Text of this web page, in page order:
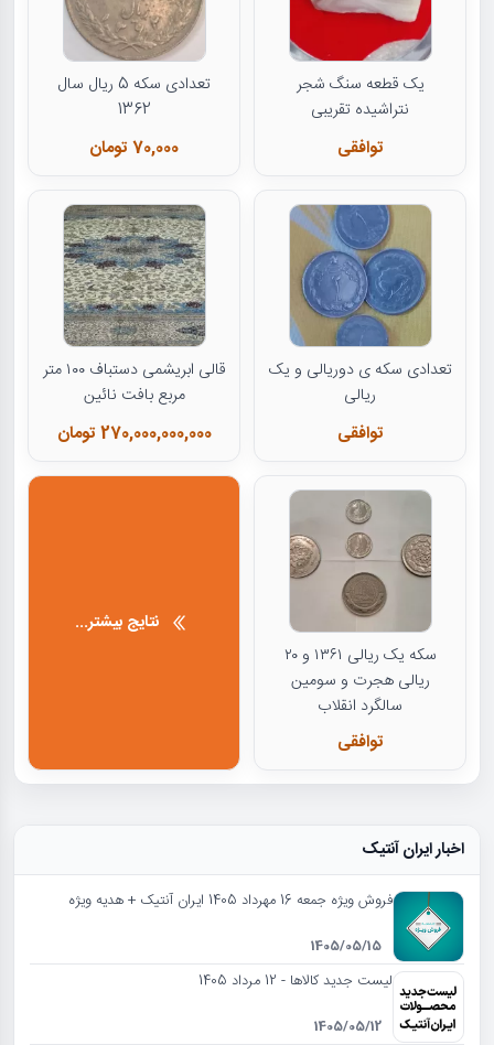
یک قطعه سنگ شجر
نتراشیده تقریبی
توافقی
تعدادی سکه 5 ریال سال
1362
70,000 تومان
تعدادی سکه ی دوریالی و یک
ریالی
توافقی
قالی ابریشمی دستباف ۱۰۰ متر
مربع بافت نائین
270,000,000,000 تومان
سکه یک ریالی ۱۳۶۱ و ۲۰
ریالی هجرت و سومین
سالگرد انقلاب
توافقی
نتایج بیشتر...
اخبار ایران آنتیک
فروش ویژه جمعه 16 مهرداد 1405 ایران آنتیک + هدیه ویژه
1405/05/15
لیست جدید کالاها - 12 مرداد 1405
1405/05/12